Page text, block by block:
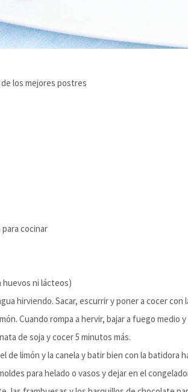
los mejores postres
para cocinar
huevos ni lácteos)
hirviendo. Sacar, escurrir y poner a cocer con
Cuando rompa a hervir, bajar a fuego medio
de soja y cocer 5 minutos más.
de limón y la canela y batir bien con la batidora
para helado o vasos y dejar en el